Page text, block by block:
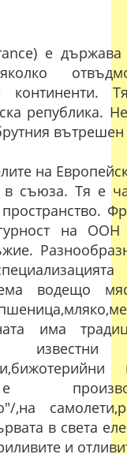
е
континенти.
република.
вътрешен
на
в съюза. Тя е
на
водещо
има
е
,на
в света
и